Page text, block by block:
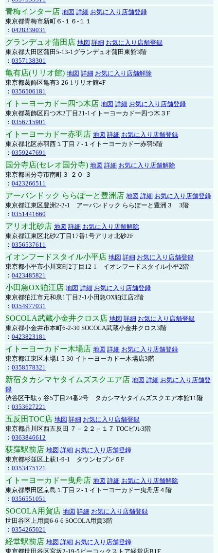
青梅インター店 地図 詳細 お気に入り店舗登録
東京都青梅市新町６-１６-１１
： 0428339031
グランデュオ蒲田店 地図 詳細 お気に入り店舗登録
東京都大田区蒲田5-13-1グランデュオ蒲田東館3階
： 0357138301
亀有店(リリオ館) 地図 詳細 お気に入り店舗解除
東京都葛飾区亀有3-26-1リリオ館4F
： 0356506181
イトーヨーカドー四つ木店 地図 詳細 お気に入り店舗登録
東京都葛飾区四つ木2丁目21-1イトーヨーカドー四つ木３F
： 0356715901
イトーヨーカドー赤羽店 地図 詳細 お気に入り店舗登録
東京都北区赤羽西１丁目７-１イトーヨーカドー赤羽5階
： 0359247691
国分寺店(セレオ国分寺) 地図 詳細 お気に入り店舗解除
東京都国分寺市南町３-２０-３
： 0423266511
アーバンドック ららぽーと豊洲店 地図 詳細 お気に入り店舗登録
東京都江東区豊洲2-2-1 アーバンドック ららぽーと豊洲３ 3階
： 0351441660
アリオ北砂店 地図 詳細 お気に入り店舗解除
東京都江東区北砂2丁目17番1号アリオ北砂2F
： 0356537611
イオンフードスタイル小平店 地図 詳細 お気に入り店舗登録
東京都小平市小川東町2丁目12-1 イオンフードスタイル小平2階
： 0423485821
小田急OX狛江店 地図 詳細 お気に入り店舗登録
東京都狛江市元和泉1丁目2-1小田急OX狛江店2階
： 0354977031
SOCOLA武蔵小金井クロス店 地図 詳細 お気に入り店舗登録
東京都小金井市本町6-2-30 SOCOLA武蔵小金井クロス3階
： 0423823181
イトーヨーカドー木場店 地図 詳細 お気に入り店舗登録
東京都江東区木場1-5-30 イトーヨーカドー木場店3階
： 0358578321
新宿タカシマヤタイムズスクエア店 地図 詳細 お気に入り店舗登
録
渋谷区千駄ヶ谷5丁目24番2号 タカシマヤタイムズスクエア本館11階
： 0353627221
五反田TOC店 地図 詳細 お気に入り店舗登録
東京都品川区西五反田 ７－２２－１７ TOCビル3階
： 0363846612
荻窪駅前店 地図 詳細 お気に入り店舗登録
東京都杉並区上萩1-9-1 タウンセブン６F
： 0353475121
イトーヨーカドー曳舟店 地図 詳細 お気に入り店舗解除
東京都墨田区京島１丁目２-１イトーヨーカドー曳舟店４階
： 0356551051
SOCOLA用賀店 地図 詳細 お気に入り店舗登録
世田谷区上用賀6-6-6 SOCOLA用賀3階
： 0354265021
経堂駅前店 地図 詳細 お気に入り店舗登録
東京都世田谷区宮坂2-19-5ピーコックストア経堂店B1F